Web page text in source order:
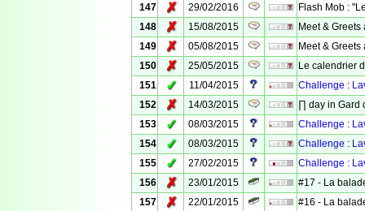
147
✗ 29/02/2016
Flash Mob :
148
✗ 15/08/2015
Meet &
149
✗ 05/08/2015
Meet &
150
✗ 25/05/2015
Le calendrier
151
✓ 11/04/2015
Challenge :
152
✗ 14/03/2015
∏ day in Gard
153
✓ 08/03/2015
Challenge :
154
✓ 08/03/2015
Challenge :
155
✓ 27/02/2015
Challenge :
156
✗ 23/01/2015
#17 - La
157
✗ 22/01/2015
#16 - La